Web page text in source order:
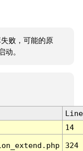
败，可能的原
动。
Line
14
324